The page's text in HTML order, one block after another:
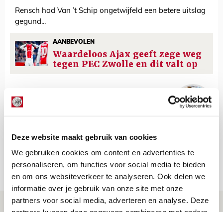
Deze website maakt gebruik van cookies
We gebruiken cookies om content en advertenties te
personaliseren, om functies voor social media te bieden
en om ons websiteverkeer te analyseren. Ook delen we
informatie over je gebruik van onze site met onze
partners voor social media, adverteren en analyse. Deze
Rensch had Van ’t Schip ongetwijfeld een betere uitslag
gegund...
AANBEVOLEN
Waardeloos Ajax geeft zege weg
tegen PEC Zwolle en dit valt op
Net binnen //
Volop enthousiasme in fotoverslag van